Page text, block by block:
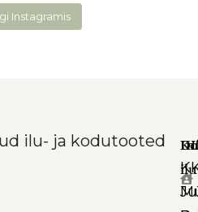
Instagramis
ilu- ja kodutooted